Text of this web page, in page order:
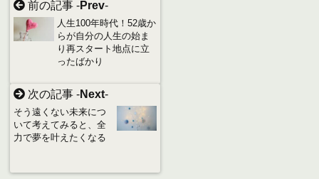
前の記事 -Prev-
人生100年時代！52歳か
らが自分の人生の始ま
り再スタート地点に立
ったばかり
次の記事 -Next-
そう遠くない未来につ
いて考えてみると、全
力で夢を叶えたくなる